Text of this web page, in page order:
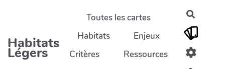
Aller au contenu principal
Habitats
Légers
Toutes les cartes
Habitats
Enjeux
Critères
Ressources